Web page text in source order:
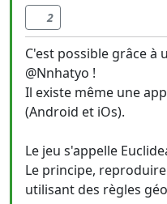
2
C'est possible grâce à
@Nnhatyo !
Il existe même une
(Android et iOs).
Le jeu s'appelle
Le principe,
utilisant des règles